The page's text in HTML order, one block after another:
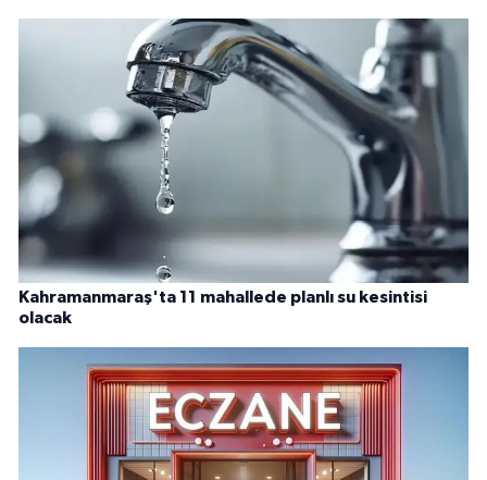
Kahramanmaraş'ta 11 mahallede planlı su kesintisi
olacak